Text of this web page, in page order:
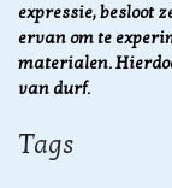
expressie, besloot
ervan om te
materialen.
van durf.
Tags